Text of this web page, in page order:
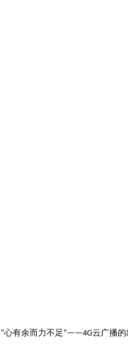
“心有余而力不足 ”——4G云广播的